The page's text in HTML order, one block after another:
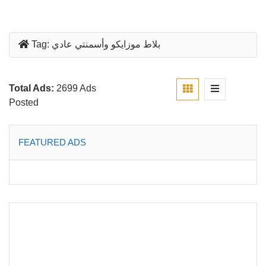
Tag: بلاط موزايكو وأسمنتي عادي
Total Ads: 2699 Ads
Posted
FEATURED ADS